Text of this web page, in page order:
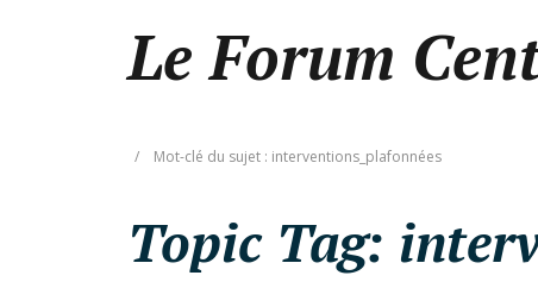
Le Forum
/ Mot-clé du sujet : interventions_plafonnées
Topic Tag: